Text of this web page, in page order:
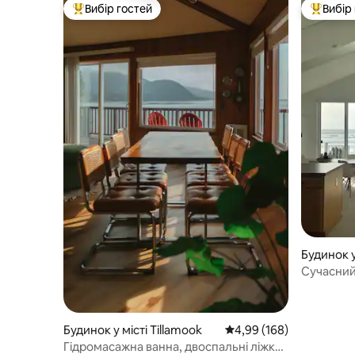
Топ вибір гостей
Вибір гостей
Будинок у місті Tillamook Середня оцінка: 4,99 з
4,99 (168)
Гідромасажна ванна, двоспальні ліжка,
Топ
Будинок
each